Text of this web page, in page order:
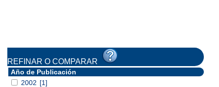
REFINAR O COMPARAR
Año de Publicación
2002 [1]